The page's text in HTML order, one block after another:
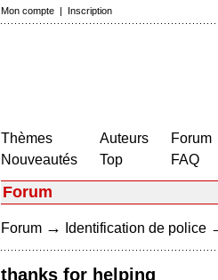
Mon compte | Inscription
Thèmes
Nouveautés
Auteurs
Top
Forum
FAQ
Forum
Forum → Identification de police
thanks for helping